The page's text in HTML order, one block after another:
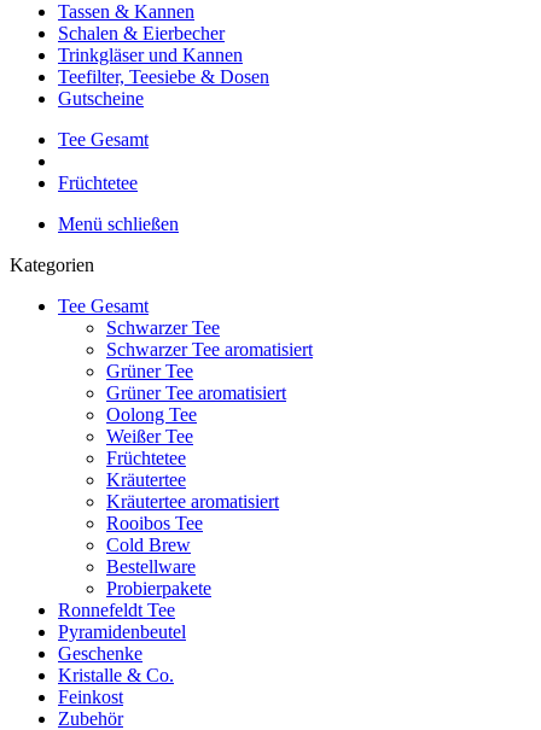
Tassen & Kannen
Schalen & Eierbecher
Trinkgläser und Kannen
Teefilter, Teesiebe & Dosen
Gutscheine
Tee Gesamt
Früchtetee
Menü schließen
Kategorien
Tee Gesamt
Schwarzer Tee
Schwarzer Tee aromatisiert
Grüner Tee
Grüner Tee aromatisiert
Oolong Tee
Weißer Tee
Früchtetee
Kräutertee
Kräutertee aromatisiert
Rooibos Tee
Cold Brew
Bestellware
Probierpakete
Ronnefeldt Tee
Pyramidenbeutel
Geschenke
Kristalle & Co.
Feinkost
Zubehör